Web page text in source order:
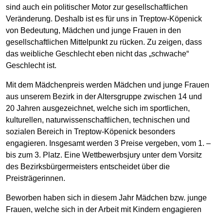
sind auch ein politischer Motor zur gesellschaftlichen
Veränderung. Deshalb ist es für uns in Treptow-Köpenick
von Bedeutung, Mädchen und junge Frauen in den
gesellschaftlichen Mittelpunkt zu rücken. Zu zeigen, dass
das weibliche Geschlecht eben nicht das „schwache“
Geschlecht ist.
Mit dem Mädchenpreis werden Mädchen und junge Frauen
aus unserem Bezirk in der Altersgruppe zwischen 14 und
20 Jahren ausgezeichnet, welche sich im sportlichen,
kulturellen, naturwissenschaftlichen, technischen und
sozialen Bereich in Treptow-Köpenick besonders
engagieren. Insgesamt werden 3 Preise vergeben, vom 1. –
bis zum 3. Platz. Eine Wettbewerbsjury unter dem Vorsitz
des Bezirksbürgermeisters entscheidet über die
Preisträgerinnen.
Beworben haben sich in diesem Jahr Mädchen bzw. junge
Frauen, welche sich in der Arbeit mit Kindern engagieren